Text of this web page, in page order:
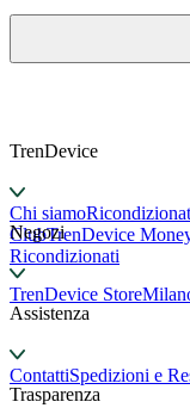
TrenDevice
Chi siamo
ClubTrenDevice
Ricondizionati
Negozi
TrenDevice Store
Assistenza
ContattiSpedizioni e
Trasparenza